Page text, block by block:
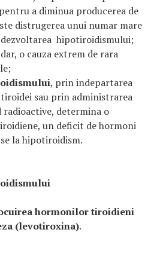
a diminua producerea de
distrugerea unui numar mare
hipotiroidismului;
o cauza extrem de rara
, prin indepartarea
sau prin administrarea
radioactive, determina o
un deficit de hormoni
la hipotiroidism.
hormonilor tiroidieni
(levotiroxina).